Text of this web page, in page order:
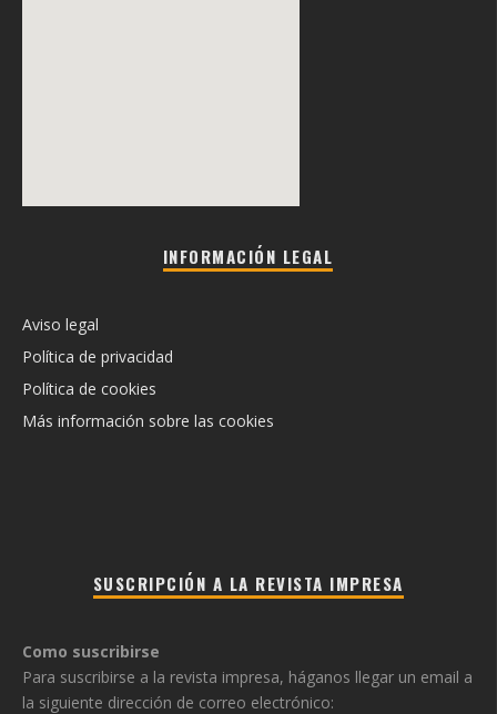
INFORMACIÓN LEGAL
Aviso legal
Política de privacidad
Política de cookies
Más información sobre las cookies
SUSCRIPCIÓN A LA REVISTA IMPRESA
Como suscribirse
Para suscribirse a la revista impresa, háganos llegar un email a
la siguiente dirección de correo electrónico: